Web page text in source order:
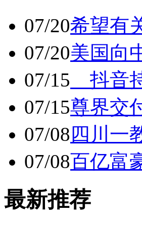
07/20希望有
07/20美国向
07/15 抖音
07/15尊界交
07/08 四川一
07/08百亿富
最新推荐